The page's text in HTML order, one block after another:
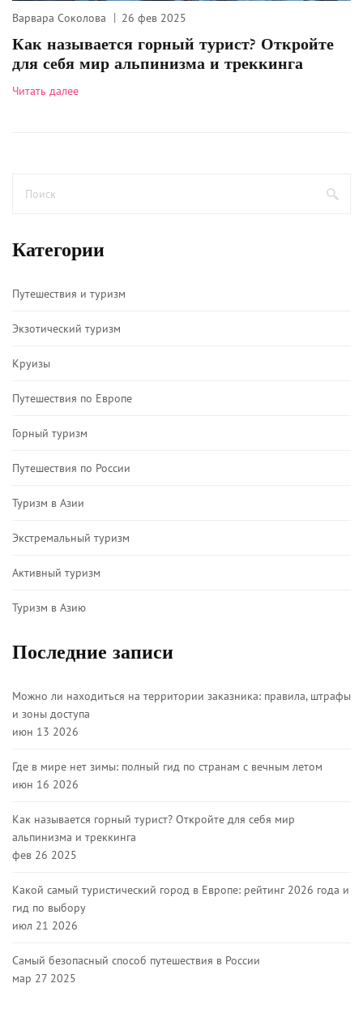
Варвара Соколова 26 фев 2025
Как называется горный турист? Откройте
для себя мир альпинизма и треккинга
Читать далее
Категории
Путешествия и туризм
Экзотический туризм
Круизы
Путешествия по Европе
Горный туризм
Путешествия по России
Туризм в Азии
Экстремальный туризм
Активный туризм
Туризм в Азию
Последние записи
Можно ли находиться на территории заказника: правила, штрафы
и зоны доступа
июн 13 2026
Где в мире нет зимы: полный гид по странам с вечным летом
июн 16 2026
Как называется горный турист? Откройте для себя мир
альпинизма и треккинга
фев 26 2025
Какой самый туристический город в Европе: рейтинг 2026 года и
гид по выбору
июл 21 2026
Самый безопасный способ путешествия в России
мар 27 2025